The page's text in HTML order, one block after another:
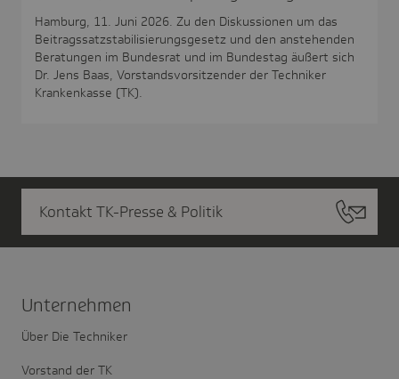
Hamburg, 11. Juni 2026. Zu den Diskussionen um das
Beitragssatzstabilisierungsgesetz und den anstehenden
Beratungen im Bundesrat und im Bundestag äußert sich
Dr. Jens Baas, Vorstandsvorsitzender der Techniker
Krankenkasse (TK).
Kontakt TK-Presse & Politik
Unter­nehmen
Über Die Techniker
Vorstand der TK